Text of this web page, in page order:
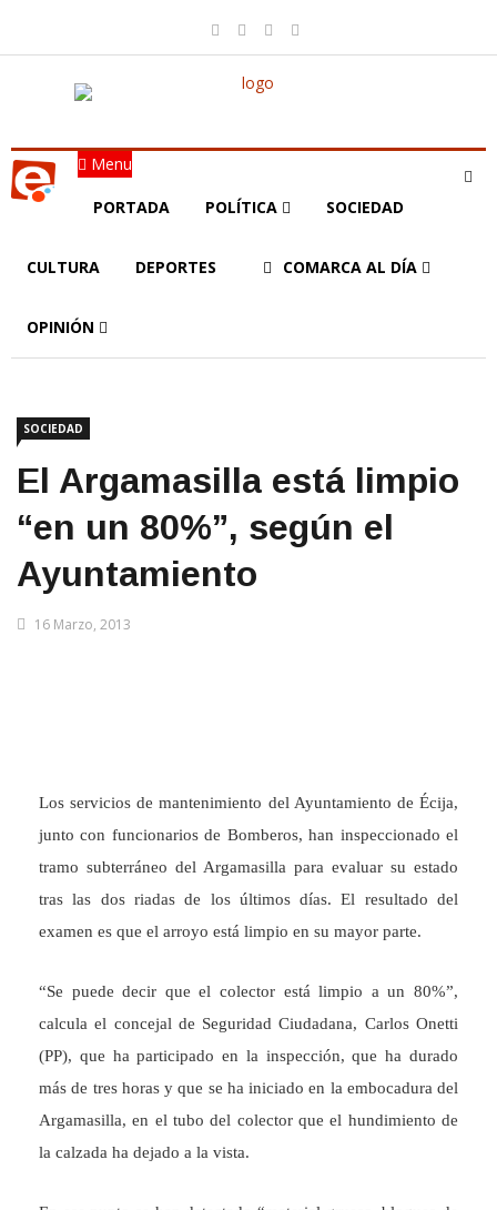
Menu
PORTADA POLÍTICA SOCIEDAD
CULTURA DEPORTES COMARCA AL DÍA
OPINIÓN
SOCIEDAD
El Argamasilla está limpio
“en un 80%”, según el
Ayuntamiento
16 Marzo, 2013
Los servicios de mantenimiento del Ayuntamiento de Écija,
junto con funcionarios de Bomberos, han inspeccionado el
tramo subterráneo del Argamasilla para evaluar su estado
tras las dos riadas de los últimos días. El resultado del
examen es que el arroyo está limpio en su mayor parte.
“Se puede decir que el colector está limpio a un 80%”,
calcula el concejal de Seguridad Ciudadana, Carlos Onetti
(PP), que ha participado en la inspección, que ha durado
más de tres horas y que se ha iniciado en la embocadura del
Argamasilla, en el tubo del colector que el hundimiento de
la calzada ha dejado a la vista.